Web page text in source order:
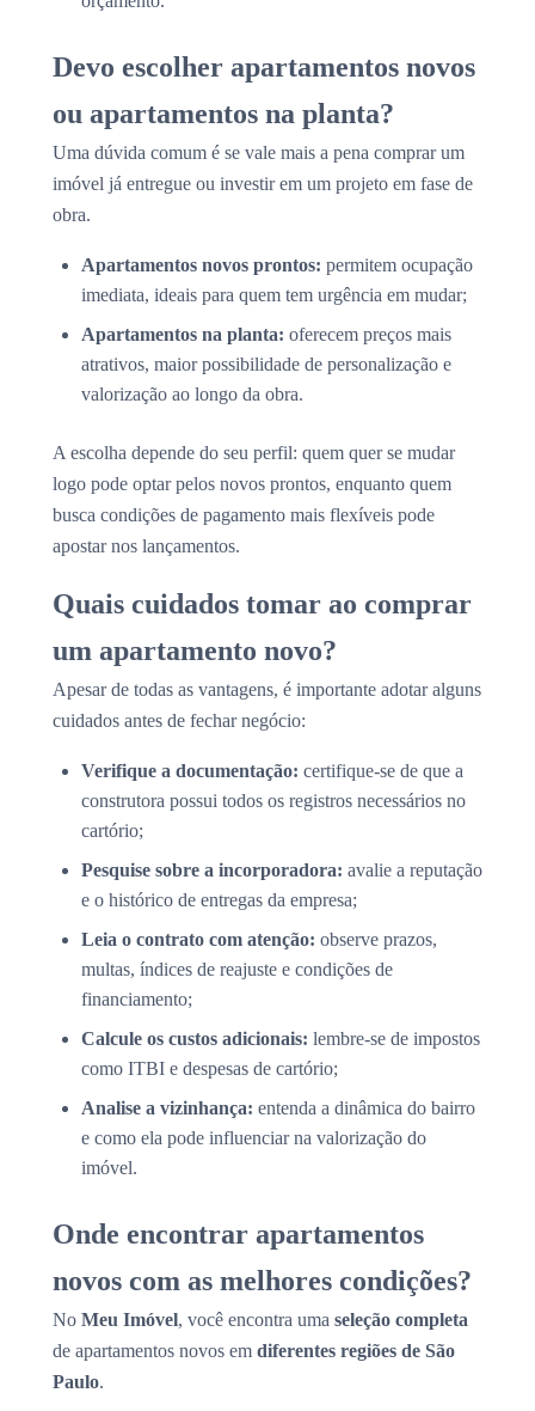
Devo escolher apartamentos novos
ou apartamentos na planta?
Uma dúvida comum é se vale mais a pena comprar um
imóvel já entregue ou investir em um projeto em fase de
obra.
Apartamentos novos prontos: permitem ocupação
imediata, ideais para quem tem urgência em mudar;
Apartamentos na planta: oferecem preços mais
atrativos, maior possibilidade de personalização e
valorização ao longo da obra.
A escolha depende do seu perfil: quem quer se mudar
logo pode optar pelos novos prontos, enquanto quem
busca condições de pagamento mais flexíveis pode
apostar nos lançamentos.
Quais cuidados tomar ao comprar
um apartamento novo?
Apesar de todas as vantagens, é importante adotar alguns
cuidados antes de fechar negócio:
Verifique a documentação: certifique-se de que a
construtora possui todos os registros necessários no
cartório;
Pesquise sobre a incorporadora: avalie a reputação
e o histórico de entregas da empresa;
Leia o contrato com atenção: observe prazos,
multas, índices de reajuste e condições de
financiamento;
Calcule os custos adicionais: lembre-se de impostos
como ITBI e despesas de cartório;
Analise a vizinhança: entenda a dinâmica do bairro
e como ela pode influenciar na valorização do
imóvel.
Onde encontrar apartamentos
novos com as melhores condições?
No Meu Imóvel, você encontra uma seleção completa
de apartamentos novos em diferentes regiões de São
Paulo.